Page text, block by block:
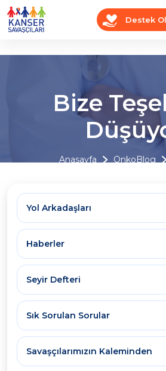
Destek
Bize
Anasayfa OnkoBlog
Yol Arkadaşları
Haberler
Seyir Defteri
Sık Sorulan Sorular
Savaşçılarımızın Kaleminden